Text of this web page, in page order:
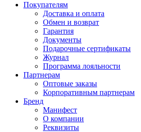
Покупателям
Доставка и оплата
Обмен и возврат
Гарантия
Документы
Подарочные сертификаты
Журнал
Программа лояльности
Партнерам
Оптовые заказы
Корпоративным партнерам
Бренд
Манифест
О компании
Реквизиты